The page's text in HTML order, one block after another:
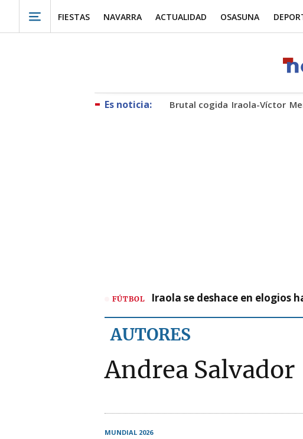
Brutal cogida Iraola-Víctor
FIESTAS NAVARRA ACTUALIDAD OSASUNA
FÚTBOL Iraola se deshace en elogios
AUTORES
Andrea Salvador
MUNDIAL 2026